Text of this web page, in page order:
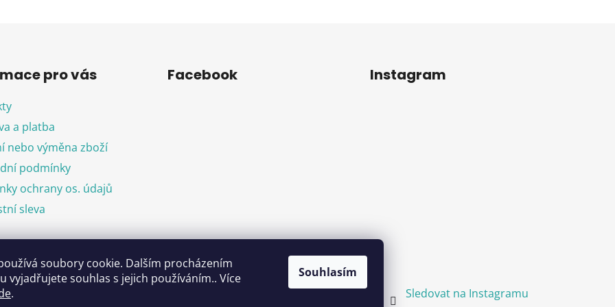
soubory cookie. Dalším procházením
vyjadřujete souhlas s jejich používáním.. Více
.
Souhlasím
pro vás
a platba
nebo výměna zboží
podmínky
ochrany os. údajů
sleva
Facebook Instagram
Sledovat na Instagramu